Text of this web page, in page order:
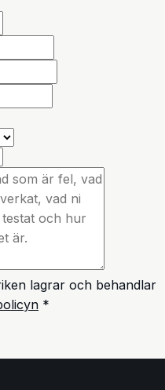
lagrar och behandlar
*